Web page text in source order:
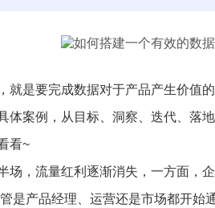
就是要完成数据对于产品产生价值
体案例，从目标、洞察、迭代、落
看~
场，流量红利逐渐消失，一方面，
是产品经理、运营还是市场都开始